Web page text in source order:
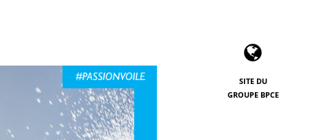
SITE DU
GROUPE BPCE